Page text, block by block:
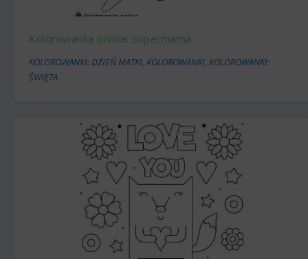
Kolorowanka online: Supermama
KOLOROWANKI: DZIEŃ MATKI,KOLOROWANKI,KOLOROWANKI:
ŚWIĘTA